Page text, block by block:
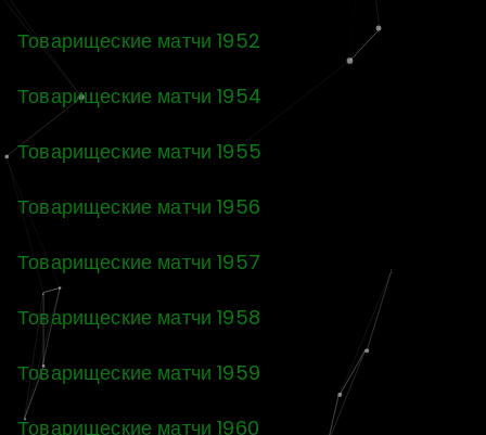
Товарищеские матчи 1952
Товарищеские матчи 1954
Товарищеские матчи 1955
Товарищеские матчи 1956
Товарищеские матчи 1957
Товарищеские матчи 1958
Товарищеские матчи 1959
Товарищеские матчи 1960